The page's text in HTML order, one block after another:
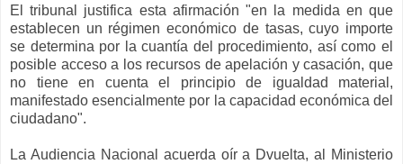
El tribunal justifica esta afirmación "en la medida en que
establecen un régimen económico de tasas, cuyo importe
se determina por la cuantía del procedimiento, así como el
posible acceso a los recursos de apelación y casación, que
no tiene en cuenta el principio de igualdad material,
manifestado esencialmente por la capacidad económica del
ciudadano".
La Audiencia Nacional acuerda oír a Dvuelta, al Ministerio